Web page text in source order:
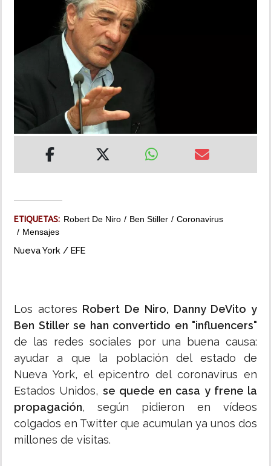
MULTIMEDIA
ETIQUETAS: Robert De Niro Ben Stiller
Coronavirus
Mensajes
Nueva York / EFE
Los actores Robert De Niro, Danny DeVito y
Ben Stiller se han convertido en "influencers"
de las redes sociales por una buena causa:
ayudar a que la población del estado de
Nueva York, el epicentro del coronavirus en
Estados Unidos, se quede en casa y frene la
propagación, según pidieron en vídeos
colgados en Twitter que acumulan ya unos dos
millones de visitas.